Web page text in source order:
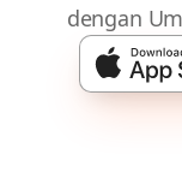
dengan